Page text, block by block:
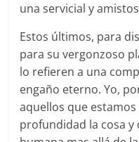
una servicial y
Estos últimos, para
para su vergonzoso
lo refieren a una
engaño eterno. Yo,
aquellos que
profundidad la cosa